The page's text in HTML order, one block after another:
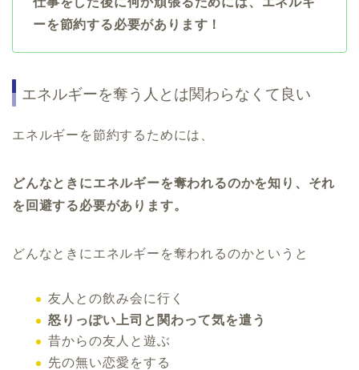
ーを節約する必要があります！
エネルギーを奪う人とは関わらなくて良い
エネルギーを節約するためには、
どんなときにエネルギーを奪われるのかを知り、それ
を回避する必要があります。
どんなときにエネルギーを奪われるのかというと
友人との飲み会に行く
怒りっぽい上司と関わって気を遣う
昔からの友人と遊ぶ
先の無い恋愛をする